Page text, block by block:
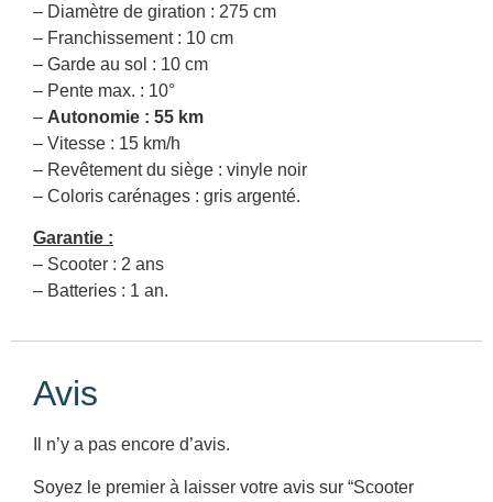
– Diamètre de giration : 275 cm
– Franchissement : 10 cm
– Garde au sol : 10 cm
– Pente max. : 10°
– Autonomie : 55 km
– Vitesse : 15 km/h
– Revêtement du siège : vinyle noir
– Coloris carénages : gris argenté.
Garantie :
– Scooter : 2 ans
– Batteries : 1 an.
Avis
Il n’y a pas encore d’avis.
Soyez le premier à laisser votre avis sur “Scooter